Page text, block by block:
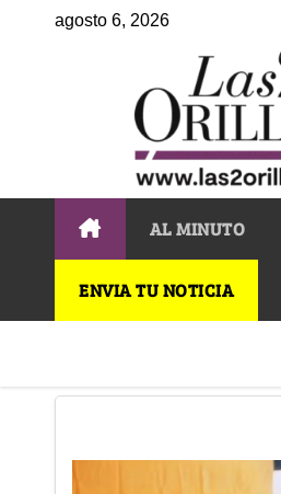
agosto 6, 2026
AL MINUTO
ENVIA TU NOTICIA